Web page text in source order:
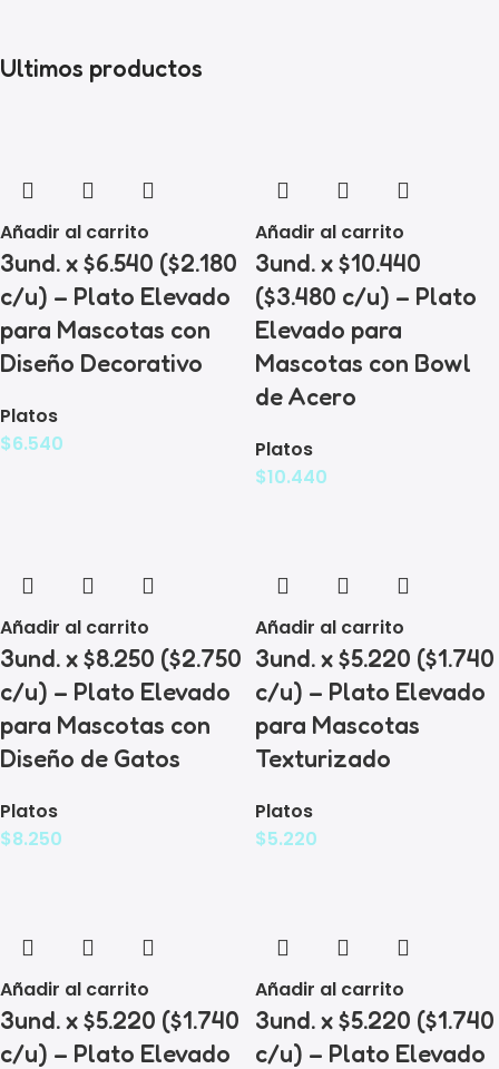
Ultimos productos
Añadir al carrito
3und. x $6.540 ($2.180
c/u) – Plato Elevado
para Mascotas con
Diseño Decorativo
Platos
$6.540
Añadir al carrito
3und. x $10.440
($3.480 c/u) – Plato
Elevado para
Mascotas con Bowl
de Acero
Platos
$10.440
Añadir al carrito
3und. x $8.250 ($2.750
c/u) – Plato Elevado
para Mascotas con
Diseño de Gatos
Platos
$8.250
Añadir al carrito
3und. x $5.220 ($1.740
c/u) – Plato Elevado
para Mascotas
Texturizado
Platos
$5.220
Añadir al carrito
3und. x $5.220 ($1.740
c/u) – Plato Elevado
Añadir al carrito
3und. x $5.220 ($1.740
c/u) – Plato Elevado